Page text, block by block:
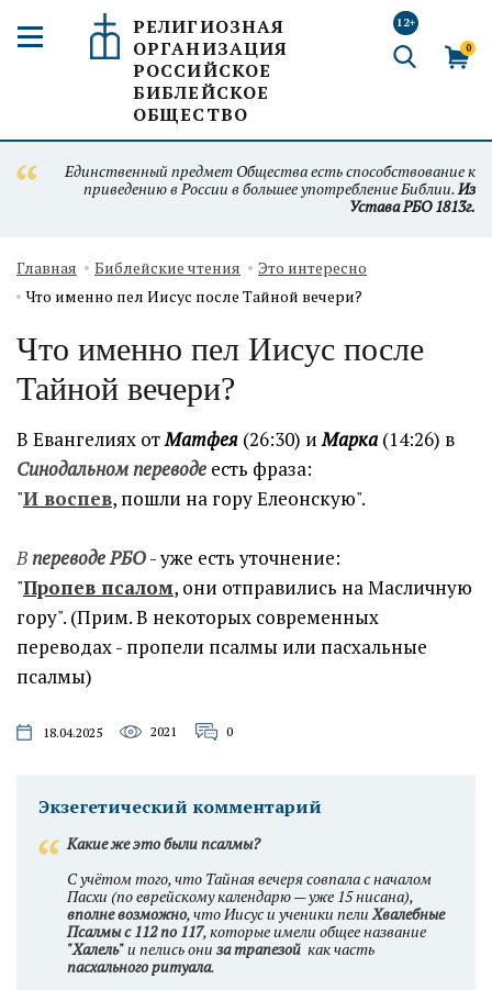
РЕЛИГИОЗНАЯ
ОРГАНИЗАЦИЯ
РОССИЙСКОЕ
БИБЛЕЙСКОЕ
ОБЩЕСТВО
12+
0
Единственный предмет Общества есть способствование к
приведению в России в большее употребление Библии.Из
Устава РБО 1813г.
Главная Библейские чтения
Это интересно
Что именно пел Иисус после Тайной вечери?
Что именно пел Иисус после
Тайной вечери?
В Евангелиях отМатфея (26:30) иМарка(14:26) в
Синодальном переводе есть фраза:
"И воспев, пошли на гору Елеонскую".
Впереводе РБО- уже есть уточнение:
"Пропев псалом, они отправились на Масличную
гору". (Прим. В некоторых современных
переводах - пропели псалмы или пасхальные
псалмы)
18.04.2025 2021 0
Экзегетический комментарий
Какие же это были псалмы?
С учётом того, что Тайная вечеря совпала с началом
Пасхи (по еврейскому календарю — уже 15 нисана),
вполне возможно, что Иисус и ученики пелиХвалебные
Псалмыс 112 по 117, которые имели общее название
"Халель"и пелись они за трапезой как часть
пасхального ритуала.